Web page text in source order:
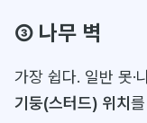
③ 나무 벽
가장 쉽다. 일반 못·
기둥(스터드) 위치